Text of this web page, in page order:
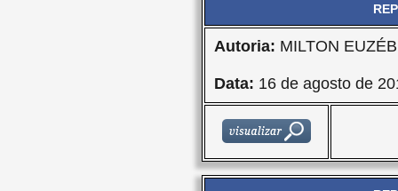
Autoria: MILTON
Data: 16 de agosto de